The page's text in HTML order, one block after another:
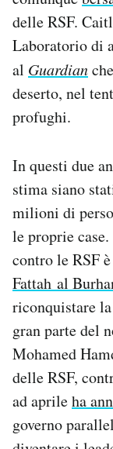
delle RSF.
Laboratorio di
al Guardian
deserto, nel
profughi.
In questi due
stima siano
milioni di
le proprie
contro le RSF
Fattah al
riconquistare
gran parte del
Mohamed
delle RSF,
ad aprileha
governo